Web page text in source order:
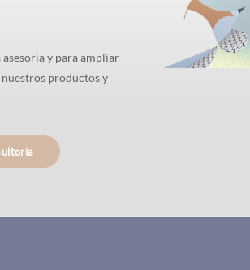
asesoría y para ampliar
productos y